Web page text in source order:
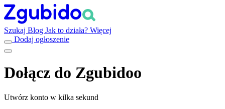
Szukaj Blog Jak to działa? Więcej
Dodaj ogłoszenie
Dołącz do Zgubidoo
Utwórz konto w kilka sekund